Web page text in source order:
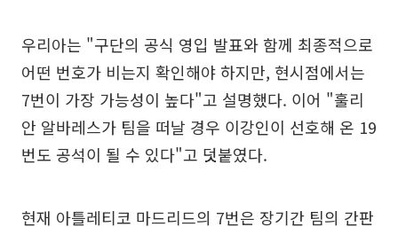
우리아는 "구단의 공식 영입 발표와 함께 최종적으로
어떤 번호가 비는지 확인해야 하지만, 현시점에서는
7번이 가장 가능성이 높다"고 설명했다. 이어 "훌리
안 알바레스가 팀을 떠날 경우 이강인이 선호해 온 19
번도 공석이 될 수 있다"고 덧붙였다.
현재 아틀레티코 마드리드의 7번은 장기간 팀의 간판